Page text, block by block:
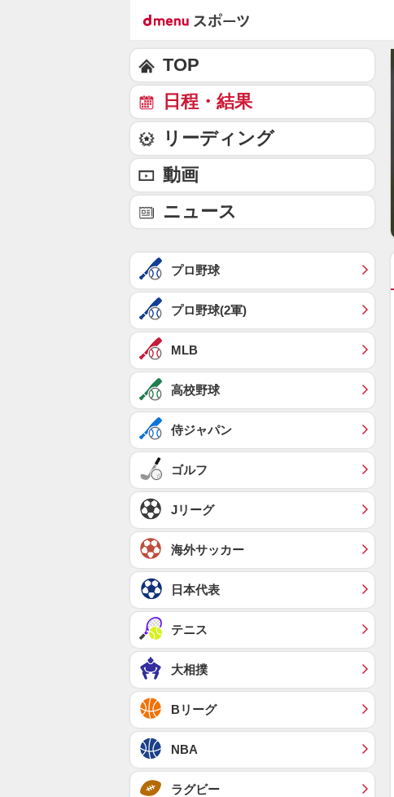
TOP
日程・結果
リーディング
動画
ニュース
プロ野球
プロ野球(2軍)
MLB
高校野球
侍ジャパン
ゴルフ
Jリーグ
海外サッカー
日本代表
テニス
大相撲
Bリーグ
NBA
ラグビー